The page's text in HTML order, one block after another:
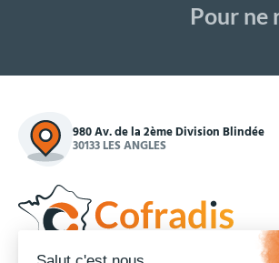
Pour ne
980 Av. de la 2ème Division Blindée
30133 LES ANGLES